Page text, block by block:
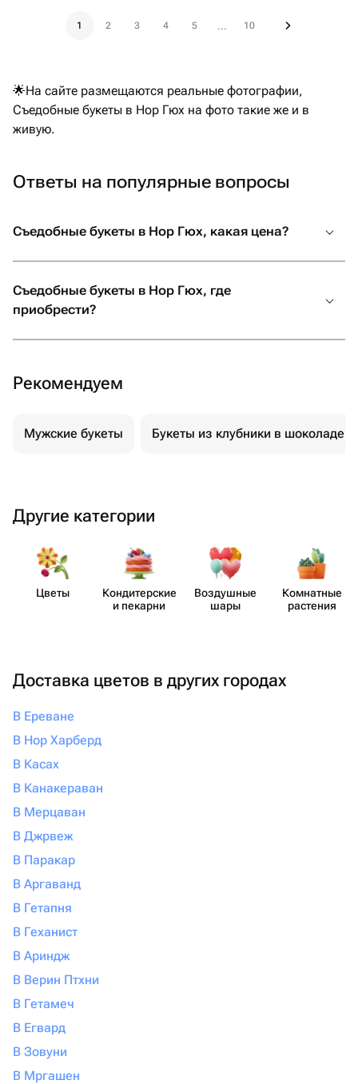
1 2 3 4 5 ... 10
🌟На сайте размещаются реальные фотографии,
Съедобные букеты в Нор Гюх на фото такие же и в
живую.
Ответы на популярные вопросы
Съедобные букеты в Нор Гюх, какая цена?
Съедобные букеты в Нор Гюх, где
приобрести?
Рекомендуем
Мужские букеты Букеты из клубники в шоколаде
Другие категории
Цветы
Кондит​ерские
и пекарни
Воздушные
шары
Комнатные
растения
Доставка цветов в других городах
В Ереване
В Нор Харберд
В Касах
В Канакераван
В Мерцаван
В Джрвеж
В Паракар
В Аргаванд
В Гетапня
В Геханист
В Ариндж
В Верин Птхни
В Гетамеч
В Егвард
В Зовуни
В Мргашен